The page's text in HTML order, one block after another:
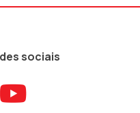
sociais
ao ao
Aceder